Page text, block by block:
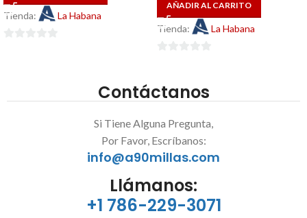
Tienda: La Habana
AÑADIR AL CARRITO
Tienda: La Habana
5
Contáctanos
Si Tiene Alguna Pregunta,
Por Favor, Escríbanos:
info@a90millas.com
Llámanos:
+1 786-229-3071